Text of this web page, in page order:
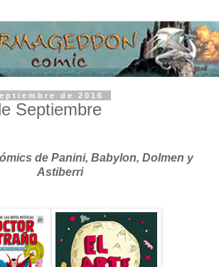
de 2016
Septiembre
de Panini, Babylon, Dolmen y
Astiberri